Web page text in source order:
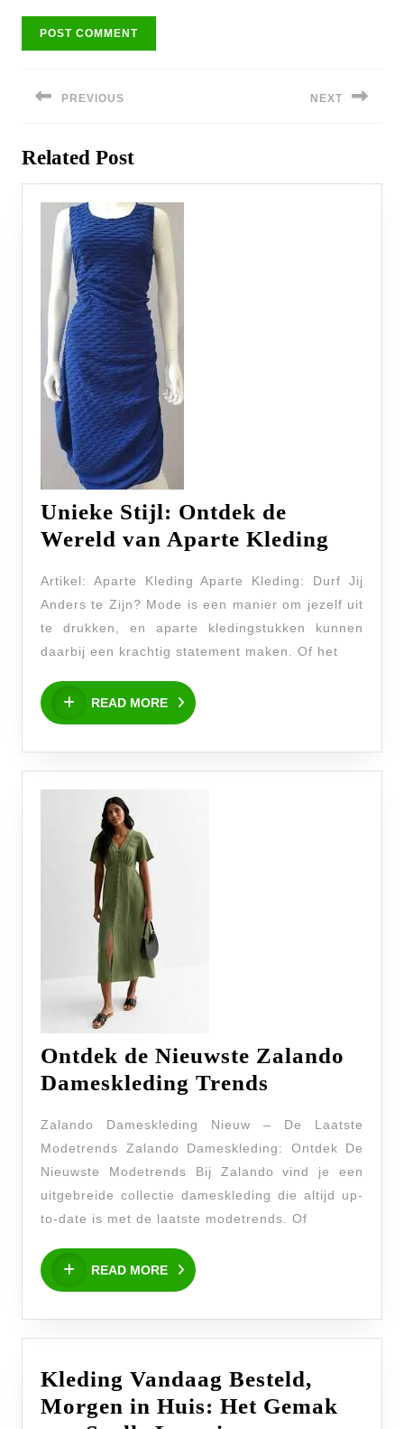
navigatie
PREVIOUS
post:
NEXT
Related Post
Unieke Stijl: Ontdek de
Wereld van Aparte Kleding
Wereld
Artikel: Aparte Kleding Aparte Kleding: Durf Jij
Anders te Zijn? Mode is een manier om jezelf uit
te drukken, en aparte kledingstukken kunnen
daarbij een krachtig statement maken. Of het
READ MORE
READ
MORE
Ontdek de Nieuwste Zalando
Dameskleding Trends
Nieuwste
Zalando
Trends
Zalando Dameskleding Nieuw – De Laatste
Modetrends Zalando Dameskleding: Ontdek De
Nieuwste Modetrends Bij Zalando vind je een
uitgebreide collectie dameskleding die altijd up-
to-date is met de laatste modetrends. Of
READ MORE
READ
MORE
Kleding Vandaag Besteld,
Morgen in Huis: Het Gemak